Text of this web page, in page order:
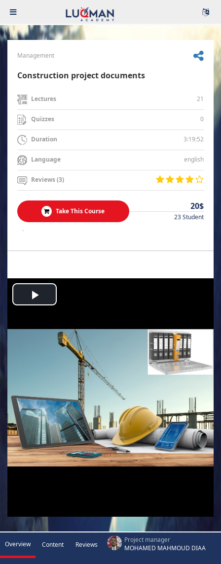
Management
Construction project documents
Lectures 21
Quizzes 0
Duration 3:19:52
Language english
Reviews (3)
Take This Course 20$
23 Student
.
Play
Video
Overview Content Reviews
Project manager
MOHAMED MAHMOUD DIAA